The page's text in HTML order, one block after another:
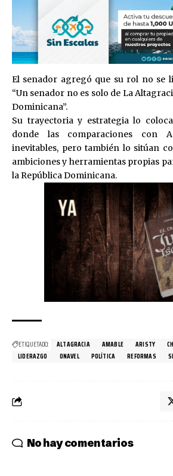
El senador agregó que su rol no se
“Un senador no es solo de La
Dominicana”.
Su trayectoria y estrategia lo
donde las comparaciones con
inevitables, pero también lo sitúan
ambiciones y herramientas propias
la República Dominicana.
ETIQUETADO: ALTAGRACIA AMABLE ARISTY
LIDERAZGO
ONAVEL POLÍTICA REFORMAS
No hay comentarios